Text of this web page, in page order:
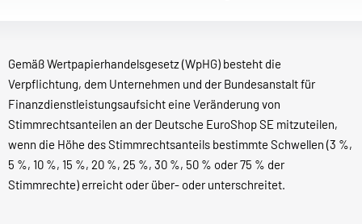
Gemäß Wertpapierhandelsgesetz (WpHG) besteht die
Verpflichtung, dem Unternehmen und der Bundesanstalt für
Finanzdienstleistungsaufsicht eine Veränderung von
Stimmrechtsanteilen an der Deutsche EuroShop SE mitzuteilen,
wenn die Höhe des Stimmrechtsanteils bestimmte Schwellen (3 %,
5 %, 10 %, 15 %, 20 %, 25 %, 30 %, 50 % oder 75 % der
Stimmrechte) erreicht oder über- oder unterschreitet.